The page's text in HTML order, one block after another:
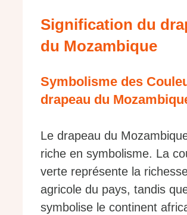
Signification du
du Mozambique
Symbolisme des
drapeau du
Le drapeau du
riche en symbolisme. La
verte représente la
agricole du pays, tandis
symbolise le continent